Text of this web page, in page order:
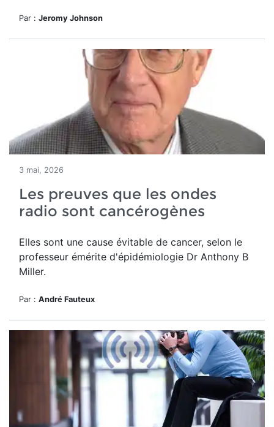
Par : Jeromy Johnson
3 mai, 2026
Les preuves que les ondes
radio sont cancérogènes
Elles sont une cause évitable de cancer, selon le
professeur émérite d'épidémiologie Dr Anthony B
Miller.
Par : André Fauteux